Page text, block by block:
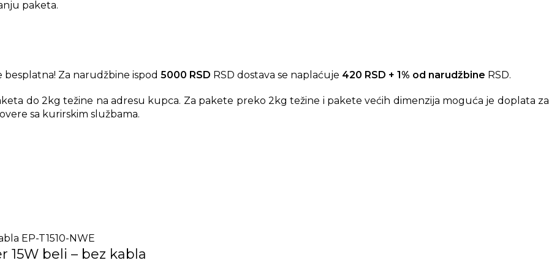
u Bezar Mobile. Proverićemo koji punjač i kabl su najbolji izbor za Vaš model.
paketa.
besplatna! Za narudžbine ispod 5000 RSD RSD dostava se naplaćuje 420 RSD + 1% od narudžbine RSD.
do 2kg težine na adresu kupca. Za pakete preko 2kg težine i pakete većih dimenzija moguća je doplata za
sa kurirskim službama.
15W beli – bez kabla